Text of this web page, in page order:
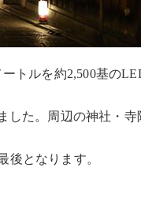
トルを約2,500基の
た。周辺の神社・
後となります。